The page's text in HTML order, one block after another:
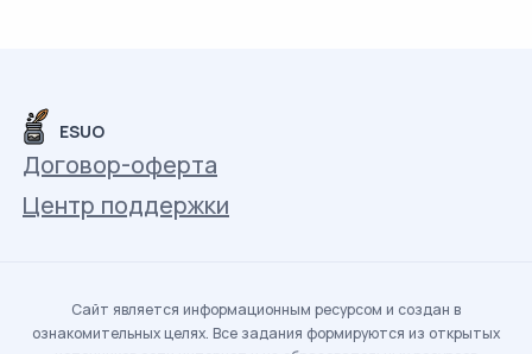
ESUO
Договор-оферта
Центр поддержки
Сайт является информационным ресурсом и создан в
ознакомительных целях. Все задания формируются из открытых